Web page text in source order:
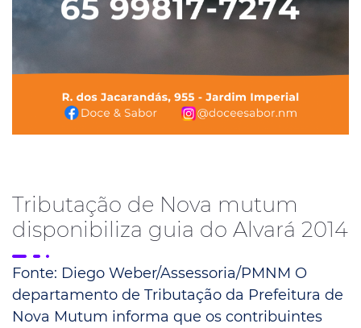
Tributação de Nova mutum
disponibiliza guia do Alvará 2014
Fonte: Diego Weber/Assessoria/PMNM O
departamento de Tributação da Prefeitura de
Nova Mutum informa que os contribuintes